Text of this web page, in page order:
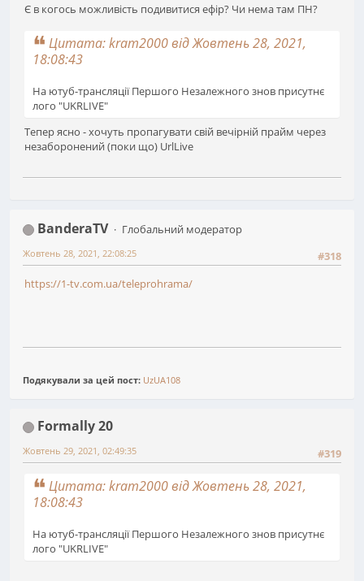
Є в когось можливість подивитися ефір? Чи нема там ПН?
Цитата: kram2000 від Жовтень 28, 2021,
18:08:43
На ютуб-трансляції Першого Незалежного знов присутнє
лого "UKRLIVE"
Тепер ясно - хочуть пропагувати свій вечірній прайм через
незаборонений (поки що) UrlLive
BanderaTV
Глобальний модератор
#318
Жовтень 28, 2021, 22:08:25
https://1-tv.com.ua/teleprohrama/
Подякували за цей пост: UzUA108
Formally 20
#319
Жовтень 29, 2021, 02:49:35
Цитата: kram2000 від Жовтень 28, 2021,
18:08:43
На ютуб-трансляції Першого Незалежного знов присутнє
лого "UKRLIVE"